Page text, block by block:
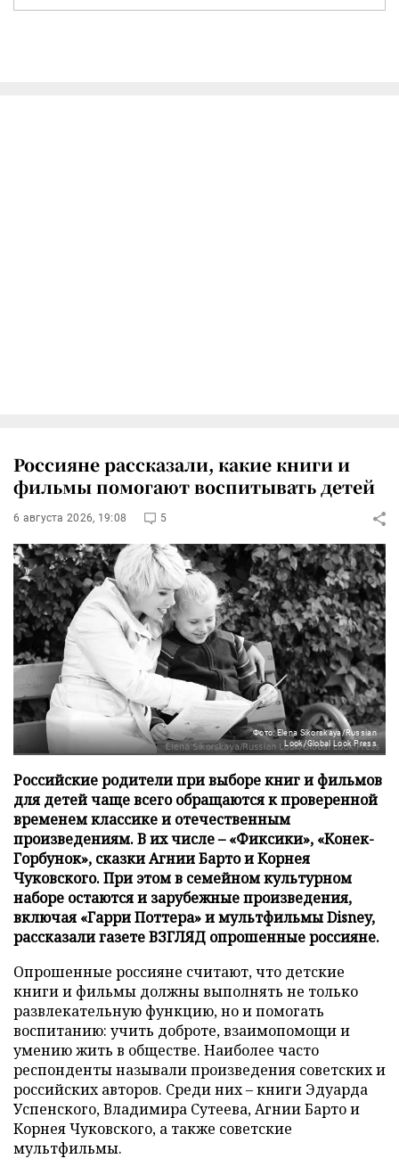
Россияне рассказали, какие книги и
фильмы помогают воспитывать детей
6 августа 2026, 19:08 5
Фото: Elena Sikorskaya/Russian
Look/Global Look Press
Российские родители при выборе книг и фильмов
для детей чаще всего обращаются к проверенной
временем классике и отечественным
произведениям. В их числе – «Фиксики», «Конек-
Горбунок», сказки Агнии Барто и Корнея
Чуковского. При этом в семейном культурном
наборе остаются и зарубежные произведения,
включая «Гарри Поттера» и мультфильмы Disney,
рассказали газете ВЗГЛЯД опрошенные россияне.
Опрошенные россияне считают, что детские
книги и фильмы должны выполнять не только
развлекательную функцию, но и помогать
воспитанию: учить доброте, взаимопомощи и
умению жить в обществе. Наиболее часто
респонденты называли произведения советских и
российских авторов. Среди них – книги Эдуарда
Успенского, Владимира Сутеева, Агнии Барто и
Корнея Чуковского, а также советские
мультфильмы.